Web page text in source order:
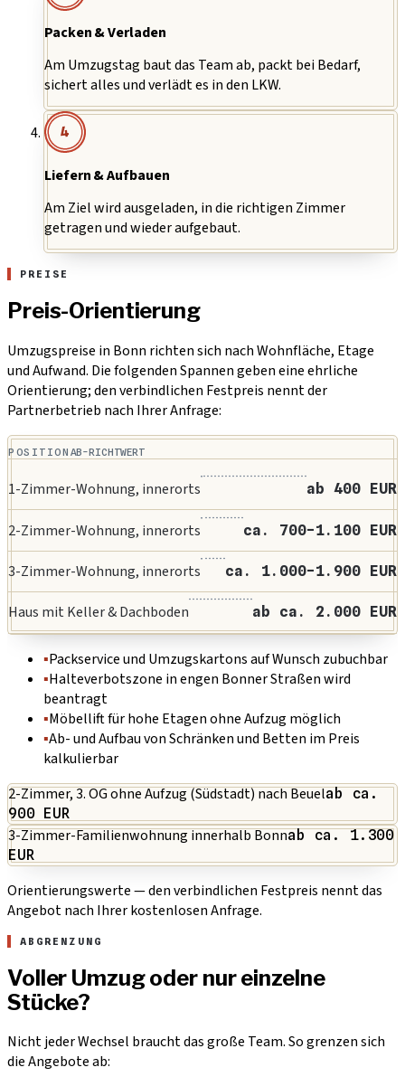
Packen & Verladen
Am Umzugstag baut das Team ab, packt bei Bedarf,
sichert alles und verlädt es in den LKW.
4
Liefern & Aufbauen
Am Ziel wird ausgeladen, in die richtigen Zimmer
getragen und wieder aufgebaut.
PREISE
Preis-Orientierung
Umzugspreise in Bonn richten sich nach Wohnfläche, Etage
und Aufwand. Die folgenden Spannen geben eine ehrliche
Orientierung; den verbindlichen Festpreis nennt der
Partnerbetrieb nach Ihrer Anfrage:
POSITION AB-RICHTWERT
1-Zimmer-Wohnung, innerorts ab 400 EUR
2-Zimmer-Wohnung, innerorts ca. 700-1.100 EUR
3-Zimmer-Wohnung, innerorts ca. 1.000-1.900 EUR
Haus mit Keller & Dachboden ab ca. 2.000 EUR
▪Packservice und Umzugskartons auf Wunsch zubuchbar
▪Halteverbotszone in engen Bonner Straßen wird
beantragt
▪Möbellift für hohe Etagen ohne Aufzug möglich
▪Ab- und Aufbau von Schränken und Betten im Preis
kalkulierbar
2-Zimmer, 3. OG ohne Aufzug (Südstadt) nach Beuelab ca.
900 EUR
3-Zimmer-Familienwohnung innerhalb Bonnab ca. 1.300
EUR
Orientierungswerte — den verbindlichen Festpreis nennt das
Angebot nach Ihrer kostenlosen Anfrage.
ABGRENZUNG
Voller Umzug oder nur einzelne
Stücke?
Nicht jeder Wechsel braucht das große Team. So grenzen sich
die Angebote ab: